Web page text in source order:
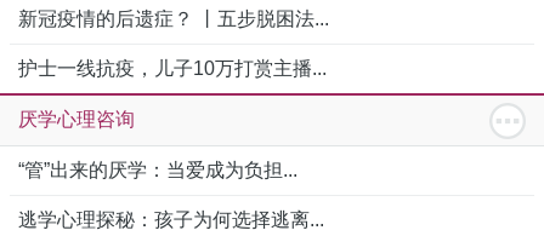
新冠疫情的后遗症？ 丨五步脱困法...
护士一线抗疫，儿子10万打赏主播...
厌学心理咨询
“管”出来的厌学：当爱成为负担...
逃学心理探秘：孩子为何选择逃离...